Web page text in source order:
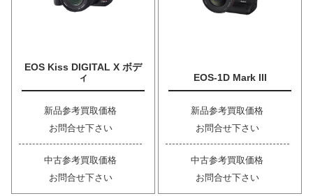
EOS Kiss DIGITAL X ボデ
ィ
新品参考買取価格
お問合せ下さい
中古参考買取価格
お問合せ下さい
EOS-1D Mark III
新品参考買取価格
お問合せ下さい
中古参考買取価格
お問合せ下さい